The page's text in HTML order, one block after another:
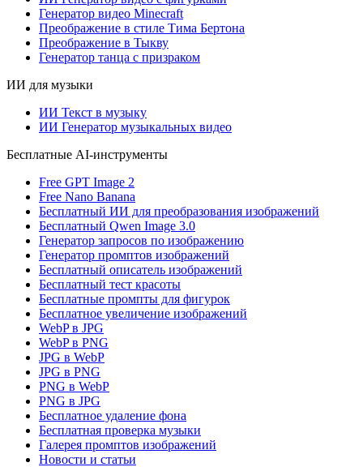
Генератор видео Minecraft
Преображение в стиле Тима Бертона
Преображение в Тыкву
Генератор танца с призраком
ИИ для музыки
ИИ Текст в музыку
ИИ Генератор музыкальных видео
Бесплатные AI-инструменты
Free GPT Image 2
Free Nano Banana
Бесплатный ИИ для преобразования изображений
Бесплатный Qwen Image 3.0
Генератор запросов по изображению
Генератор промптов изображений
Бесплатный описатель изображений
Бесплатный тест красоты
Бесплатные промпты для фигурок
Бесплатное увеличение изображений
WebP в JPG
WebP в PNG
JPG в WebP
JPG в PNG
PNG в WebP
PNG в JPG
Бесплатное удаление фона
Бесплатная проверка музыки
Галерея промптов изображений
Новости и статьи